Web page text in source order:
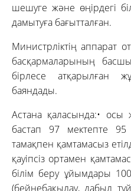
шешуге және өңірдегі
дамытуға бағытталған.
Министрліктің аппарат
басқармаларының
бірлесе атқарылған
баяндады.
Астана қаласында:•
бастап 97 мектепте
тамақпен қамтамасыз
қауіпсіз ортамен
білім беру ұйымдары
(бейнебақылау, дабыл